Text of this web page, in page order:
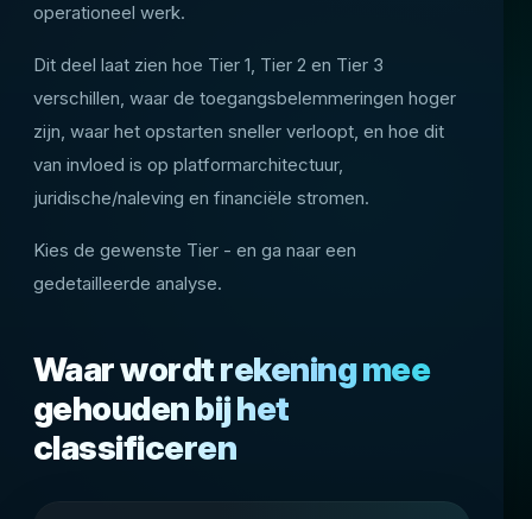
operationeel werk.
Dit deel laat zien hoe Tier 1, Tier 2 en Tier 3
verschillen, waar de toegangsbelemmeringen hoger
zijn, waar het opstarten sneller verloopt, en hoe dit
van invloed is op platformarchitectuur,
juridische/naleving en financiële stromen.
Kies de gewenste Tier - en ga naar een
gedetailleerde analyse.
Waar wordt rekening mee
gehouden bij het
classificeren